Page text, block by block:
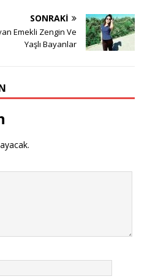
SONRAKI
Emekli Zengin Ve
Yaşlı Bayanlar